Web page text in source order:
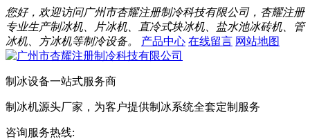
您好，欢迎访问广州市杏耀注册制冷科技有限公司，杏耀注册
专业生产制冰机、片冰机、直冷式块冰机、盐水池冰砖机、管
冰机、方冰机等制冷设备。
产品中心 在线留言 网站地图
制冰设备一站式服务商
制冰机源头厂家，为客户提供制冰系统全套定制服务
咨询服务热线: